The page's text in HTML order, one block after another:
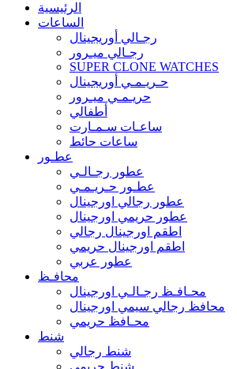
الرئيسية
الساعات
رجـالي أوريجينال
رجـالي ميـرور
SUPER CLONE WATCHES
حـريـمـي أوريجينال
حريـمـي ميـرور
أطفالي
ساعـات سـمـارت
ساعات حائط
عطـور
عطور رجـالـي
عطـور حـريـمـي
عطور رجالي اورجينال
عطور حريمي اورجينال
اطقم اورجينال رجالي
اطقم اورجينال حريمي
عطور عربي
محافـظ
محـافـظ رجـالـي اورجينال
محافظ رجالي سيمي اورجينال
محـافظ حريمي
شنط
شنط رجالي
شنط حريمي